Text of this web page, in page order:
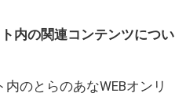
内の関連コンテンツについ
のとらのあなWEBオンリ